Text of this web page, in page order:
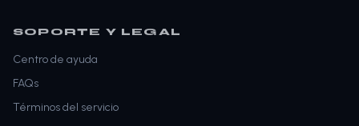
SOPORTE Y LEGAL
Centro de ayuda
FAQs
Términos del servicio